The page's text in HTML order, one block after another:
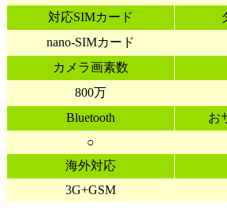
対応SIMカード
nano-SIMカード
カメラ画素数
800万
Bluetooth
お
○
海外対応
3G+GSM